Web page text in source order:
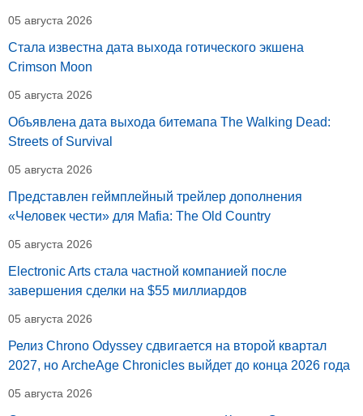
05 августа 2026
Стала известна дата выхода готического экшена
Crimson Moon
05 августа 2026
Объявлена дата выхода битемапа The Walking Dead:
Streets of Survival
05 августа 2026
Представлен геймплейный трейлер дополнения
«Человек чести» для Mafia: The Old Country
05 августа 2026
Electronic Arts стала частной компанией после
завершения сделки на $55 миллиардов
05 августа 2026
Релиз Chrono Odyssey сдвигается на второй квартал
2027, но ArcheAge Chronicles выйдет до конца 2026 года
05 августа 2026